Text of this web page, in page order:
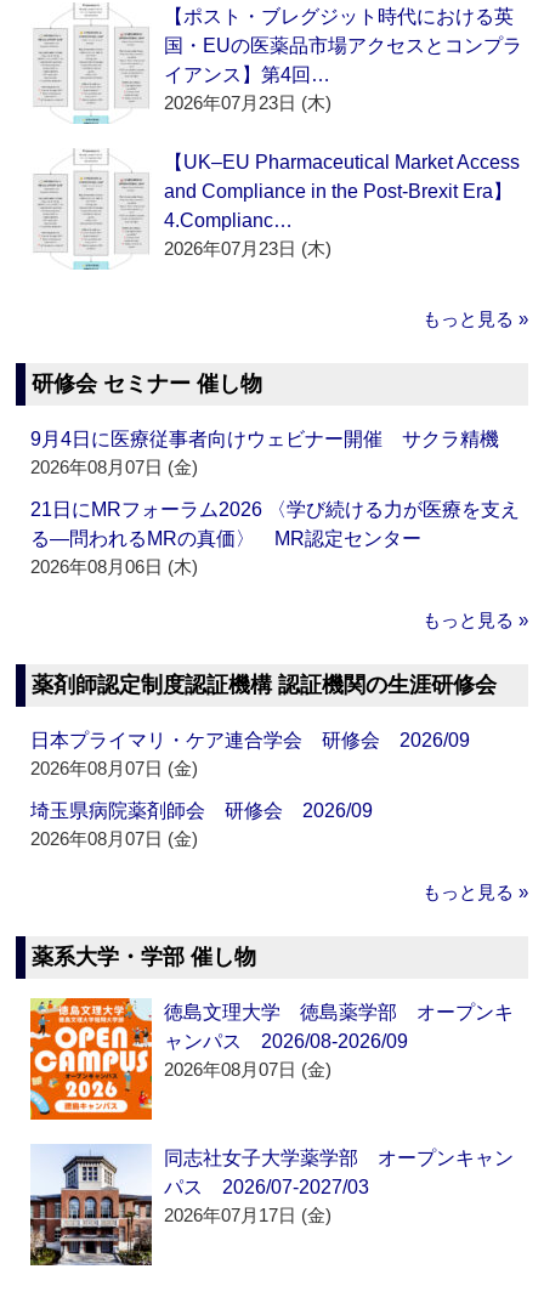
【ポスト・ブレグジット時代における英
国・EUの医薬品市場アクセスとコンプラ
イアンス】第4回…
2026年07月23日 (木)
【UK–EU Pharmaceutical Market Access
and Compliance in the Post-Brexit Era】
4.Complianc…
2026年07月23日 (木)
もっと見る »
研修会 セミナー 催し物
9月4日に医療従事者向けウェビナー開催 サクラ精機
2026年08月07日 (金)
21日にMRフォーラム2026 〈学び続ける力が医療を支え
る―問われるMRの真価〉 MR認定センター
2026年08月06日 (木)
もっと見る »
薬剤師認定制度認証機構 認証機関の生涯研修会
日本プライマリ・ケア連合学会 研修会 2026/09
2026年08月07日 (金)
埼玉県病院薬剤師会 研修会 2026/09
2026年08月07日 (金)
もっと見る »
薬系大学・学部 催し物
徳島文理大学 徳島薬学部 オープンキ
ャンパス 2026/08-2026/09
2026年08月07日 (金)
同志社女子大学薬学部 オープンキャン
パス 2026/07-2027/03
2026年07月17日 (金)